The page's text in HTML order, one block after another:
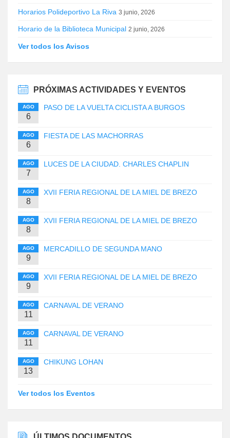
Horarios Polideportivo La Riva 3 junio, 2026
Horario de la Biblioteca Municipal 2 junio, 2026
Ver todos los Avisos
PRÓXIMAS ACTIVIDADES Y EVENTOS
AGO
6
PASO DE LA VUELTA CICLISTA A BURGOS
AGO
6
FIESTA DE LAS MACHORRAS
AGO
7
LUCES DE LA CIUDAD. CHARLES CHAPLIN
AGO
8
XVII FERIA REGIONAL DE LA MIEL DE BREZO
AGO
8
XVII FERIA REGIONAL DE LA MIEL DE BREZO
AGO
9
MERCADILLO DE SEGUNDA MANO
AGO
9
XVII FERIA REGIONAL DE LA MIEL DE BREZO
AGO
11
CARNAVAL DE VERANO
AGO
11
CARNAVAL DE VERANO
AGO
13
CHIKUNG LOHAN
Ver todos los Eventos